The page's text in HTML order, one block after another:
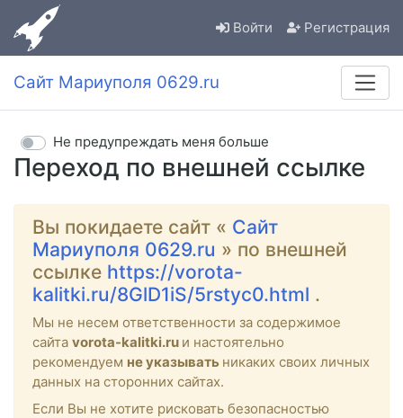
Войти Регистрация
Сайт Мариуполя 0629.ru
Переход по внешней ссылке
Не предупреждать меня больше
Вы покидаете сайт « Сайт
Мариуполя 0629.ru » по внешней
ссылке https://vorota-
kalitki.ru/8GlD1iS/5rstyc0.html .
Мы не несем ответственности за содержимое
сайта vorota-kalitki.ru и настоятельно
рекомендуем не указывать никаких своих личных
данных на сторонних сайтах.
Если Вы не хотите рисковать безопасностью